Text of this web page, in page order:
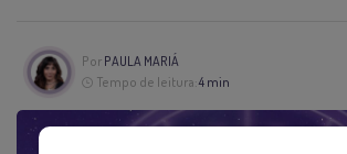
Por PAULA MARIÁ
Tempo de leitura:4 min